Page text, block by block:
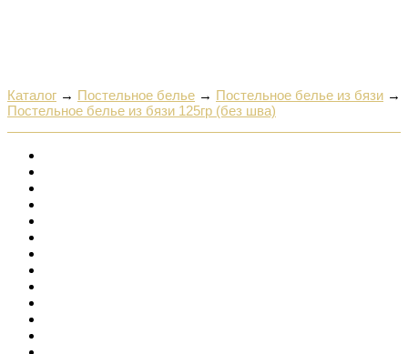
Каталог → Постельное белье → Постельное белье из бязи →
Постельное белье из бязи 125гр (без шва)